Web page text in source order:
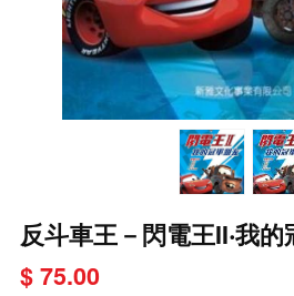
反斗車王－閃電王II‧我的
$ 75.00